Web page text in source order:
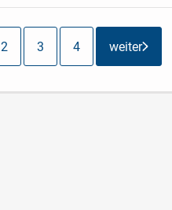
2 3 4 weiter